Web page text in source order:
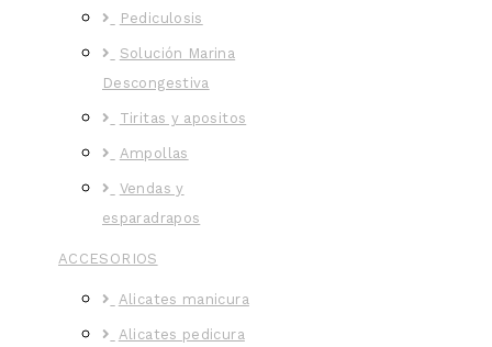
Pediculosis
Solución Marina
Descongestiva
Tiritas y apositos
Ampollas
Vendas y
esparadrapos
ACCESORIOS
Alicates manicura
Alicates pedicura